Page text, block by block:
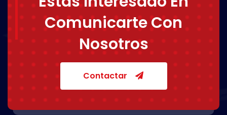
Comunicarte Con
Nosotros
Contactar